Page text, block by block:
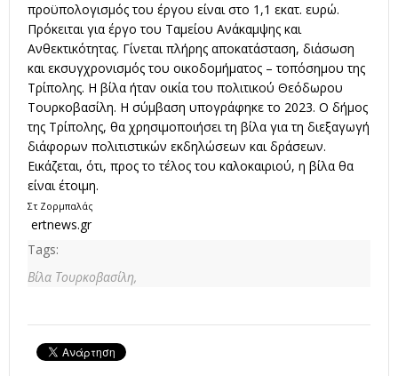
προϋπολογισμός του έργου είναι στο 1,1 εκατ. ευρώ.
Πρόκειται για έργο του Ταμείου Ανάκαμψης και
Ανθεκτικότητας. Γίνεται πλήρης αποκατάσταση, διάσωση
και εκσυγχρονισμός του οικοδομήματος – τοπόσημου της
Τρίπολης. Η βίλα ήταν οικία του πολιτικού Θεόδωρου
Τουρκοβασίλη. Η σύμβαση υπογράφηκε το 2023. Ο δήμος
της Τρίπολης, θα χρησιμοποιήσει τη βίλα για τη διεξαγωγή
διάφορων πολιτιστικών εκδηλώσεων και δράσεων.
Εικάζεται, ότι, προς το τέλος του καλοκαιριού, η βίλα θα
είναι έτοιμη.
Στ Ζορμπαλάς
ertnews.gr
Tags:
Βίλα Τουρκοβασίλη,